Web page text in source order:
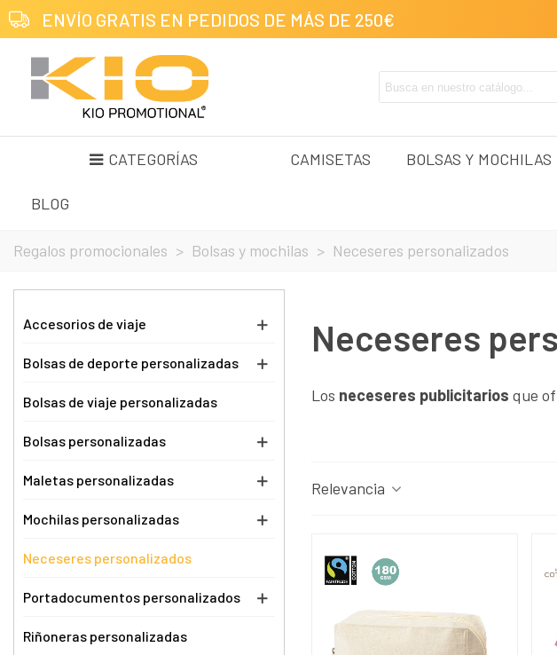
ENVÍO GRATIS EN PEDIDOS DE MÁS DE 250€
CATEGORÍAS CAMISETAS BOLSAS Y MOCHILAS
BLOG
Regalos promocionales > Bolsas y mochilas > Neceseres personalizados
Accesorios de viaje
Bolsas de deporte personalizadas
Bolsas de viaje personalizadas
Bolsas personalizadas
Maletas personalizadas
Mochilas personalizadas
Neceseres personalizados
Portadocumentos personalizados
Riñoneras personalizadas
Neceseres
Los neceseres publicitarios que
Relevancia